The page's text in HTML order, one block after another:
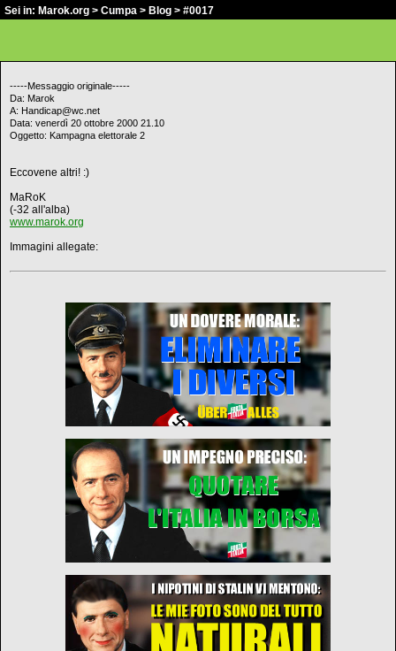
Sei in: Marok.org > Cumpa > Blog > #0017
-----Messaggio originale-----
Da: Marok
A: Handicap@wc.net
Data: venerdì 20 ottobre 2000 21.10
Oggetto: Kampagna elettorale 2
Eccovene altri! :)
MaRoK
(-32 all'alba)
www.marok.org
Immagini allegate: